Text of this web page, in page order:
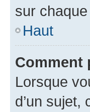
sur
Haut
Comment
Lorsque
d’un sujet,